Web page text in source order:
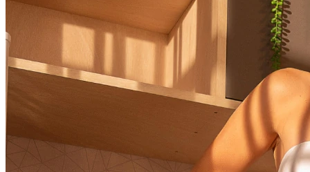
Ver NEW
ALFAIATARIA
CURADORIA DE VERÃO
Ver PARTE DE CIMA
BODY & BLUSAS
CAMISAS & BATAS
CALÇAS & SHORTS
SAIAS